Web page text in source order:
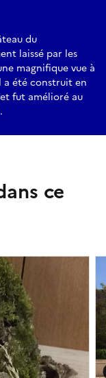
du
laissé par les
magnifique vue à
a été construit en
fut amélioré au
ce